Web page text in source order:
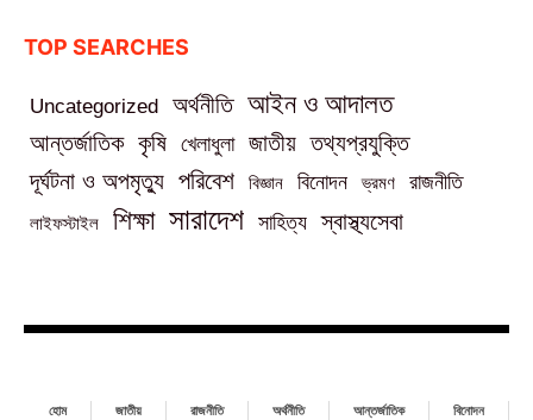
TOP SEARCHES
Uncategorized অর্থনীতি আইন ও আদালত
আন্তর্জাতিক কৃষি খেলাধুলা জাতীয় তথ্যপ্রযুক্তি
দূর্ঘটনা ও অপমৃত্যু পরিবেশ বিজ্ঞান বিনোদন ভ্রমণ রাজনীতি
লাইফস্টাইল শিক্ষা সারাদেশ সাহিত্য স্বাস্থ্যসেবা
হোম জাতীয় রাজনীতি অর্থনীতি আন্তর্জাতিক বিনোদন